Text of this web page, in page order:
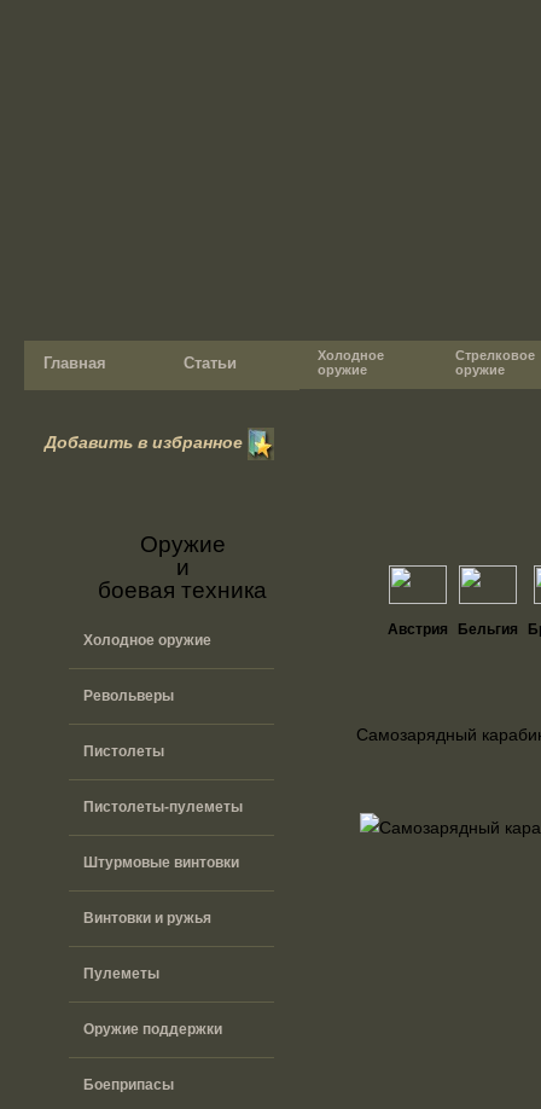
Главная Статьи
Холодное
оружие
Стрелковое
оружие
Добавить в избранное
Оружие
и
боевая техника
Холодное оружие
Револьверы
Пистолеты
Пистолеты-пулеметы
Штурмовые винтовки
Винтовки и ружья
Пулеметы
Оружие поддержки
Боеприпасы
Австрия Бельгия
Самозарядный